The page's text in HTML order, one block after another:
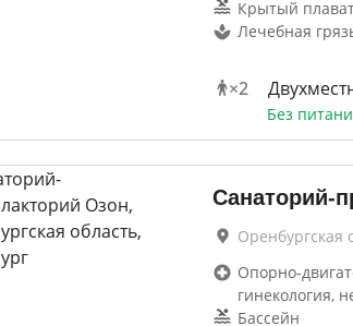
Крытый
Лечебная
×2
Без
Санаторий-
Оренбургская
Опорно-
гинекология,
Бассейн